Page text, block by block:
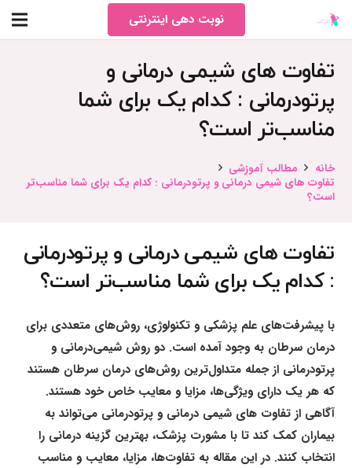
نوبت دهی اینترنتی
تفاوت های شیمی‌ درمانی و
پرتودرمانی : کدام یک برای شما
مناسب‌تر است؟
خانه
مطالب آموزشی
تفاوت های شیمی‌ درمانی و پرتودرمانی : کدام یک برای شما مناسب‌تر
است؟
تفاوت های شیمی‌ درمانی و پرتودرمانی
: کدام یک برای شما مناسب‌تر است؟
با پیشرفت‌های علم پزشکی و تکنولوژی، روش‌های متعددی برای
درمان سرطان به وجود آمده است. دو روش شیمی‌درمانی و
پرتودرمانی از جمله متداول‌ترین روش‌های درمان سرطان هستند
که هر یک دارای ویژگی‌ها، مزایا و معایب خاص خود هستند.
آگاهی از تفاوت های شیمی‌ درمانی و پرتودرمانی می‌تواند به
بیماران کمک کند تا با مشورت پزشک، بهترین گزینه درمانی را
انتخاب کنند. در این مقاله به تفاوت‌ها، مزایا، معایب و مناسب